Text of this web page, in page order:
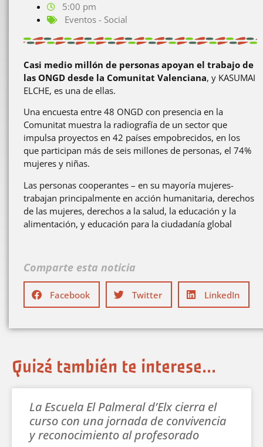
5:00 pm
Eventos - Social
Casi medio millón de personas apoyan el trabajo de
las ONGD desde la Comunitat Valenciana, y KASUMAI
ELCHE, es una de ellas.
Una encuesta entre 48 ONGD con presencia en la
Comunitat muestra la radiografía de un sector que
impulsa proyectos en 42 países empobrecidos, en los
que participan más de seis millones de personas, el 74%
mujeres y niñas.
Las personas cooperantes – en su mayoría mujeres-
trabajan principalmente en acción humanitaria, derechos
de las mujeres, derechos a la salud, la educación y la
alimentación, y educación para la ciudadanía global
Comparte esta noticia
Facebook Twitter LinkedIn
Quizá también te interese...
La Escuela El Palmeral d’Elx cierra el
curso con una jornada de convivencia
y reconocimiento al profesorado